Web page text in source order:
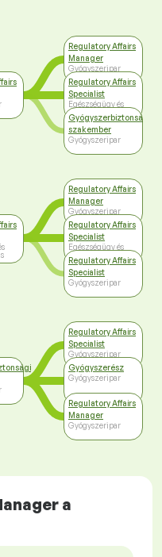
Regulatory Affairs
Manager
Gyógyszeripar
Regulatory Affairs
Specialist
Egészségügy és
szociális ellátás
Gyógyszerbiztonsági
szakember
Gyógyszeripar
Regulatory Affairs
Manager
Gyógyszeripar
Regulatory Affairs
Specialist
Egészségügy és
szociális ellátás
Regulatory Affairs
Specialist
Gyógyszeripar
Regulatory Affairs
Specialist
Gyógyszeripar
Gyógyszerész
Gyógyszeripar
Regulatory Affairs
Manager
Gyógyszeripar
a